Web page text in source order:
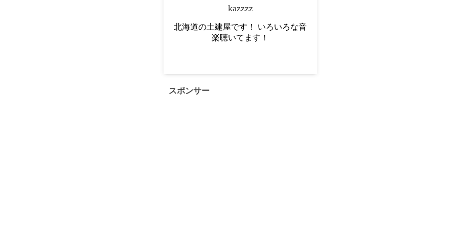
kazzzz
北海道の土建屋です！ いろいろな音
楽聴いてます！
スポンサー